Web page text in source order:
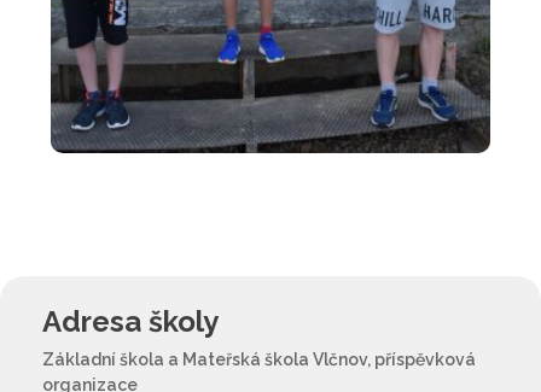
Adresa školy
Základní škola a Mateřská škola Vlčnov, příspěvková
organizace